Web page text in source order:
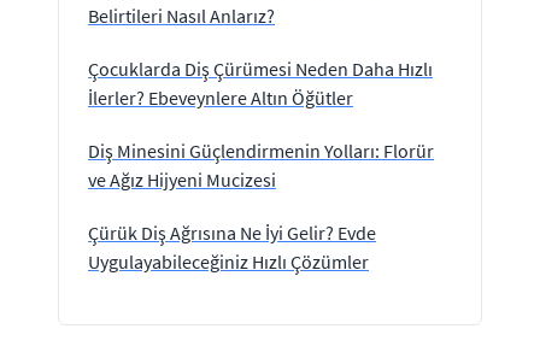
Belirtileri Nasıl Anlarız?
Çocuklarda Diş Çürümesi Neden Daha Hızlı
İlerler? Ebeveynlere Altın Öğütler
Diş Minesini Güçlendirmenin Yolları: Florür
ve Ağız Hijyeni Mucizesi
Çürük Diş Ağrısına Ne İyi Gelir? Evde
Uygulayabileceğiniz Hızlı Çözümler